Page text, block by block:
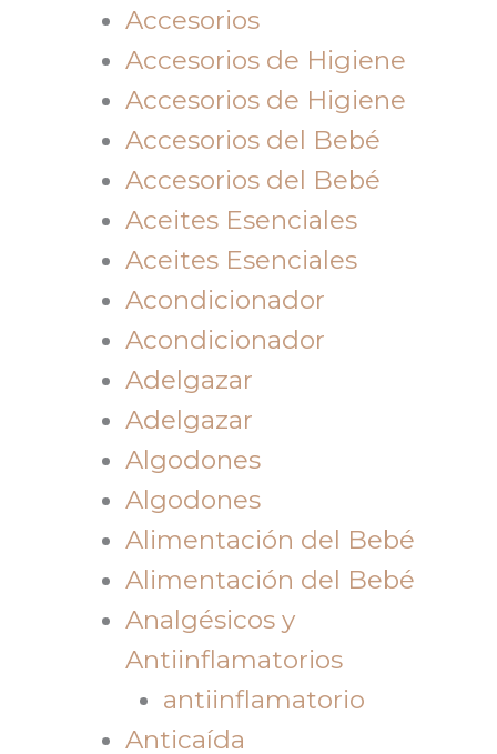
Accesorios
Accesorios de Higiene
Accesorios de Higiene
Accesorios del Bebé
Accesorios del Bebé
Aceites Esenciales
Aceites Esenciales
Acondicionador
Acondicionador
Adelgazar
Adelgazar
Algodones
Algodones
Alimentación del Bebé
Alimentación del Bebé
Analgésicos y
Antiinflamatorios
antiinflamatorio
Anticaída